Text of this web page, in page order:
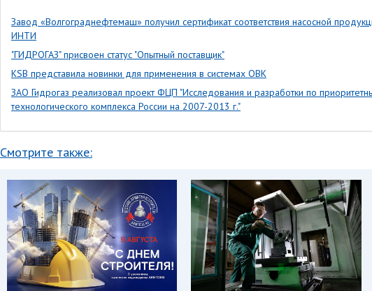
Завод «Волгограднефтемаш» получил сертификат соответствия насосной
ИНТИ
"ГИДРОГАЗ" присвоен статус "Опытный поставщик"
KSB представила новинки для применения в системах ОВК
ЗАО Гидрогаз реализовал проект ФЦП "Исследования и разработки по
технологического комплекса России на 2007-2013 г."
Смотрите также: